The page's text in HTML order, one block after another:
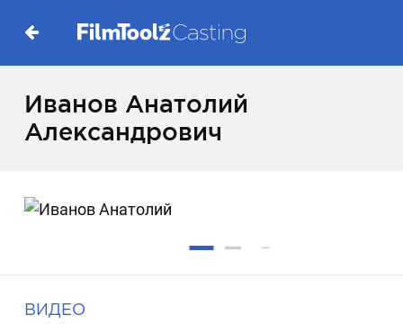
Иванов Анатолий
Александрович
ВИДЕО